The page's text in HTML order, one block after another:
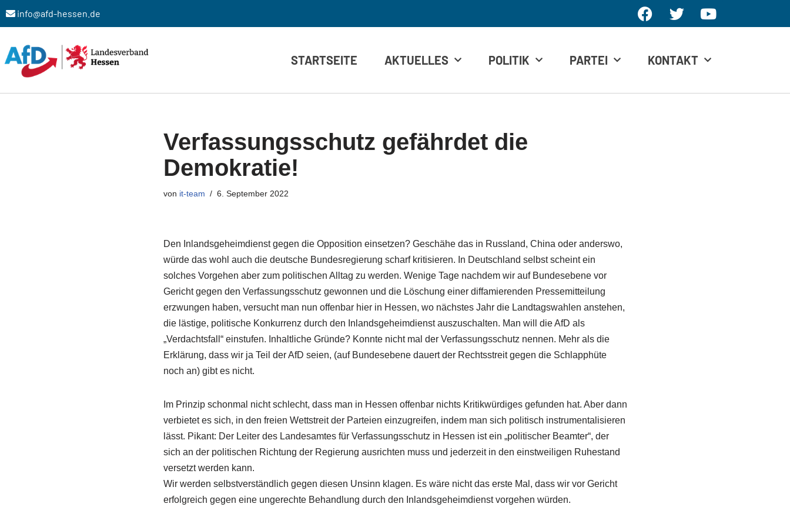
Inhalt
springen
info@afd-hessen.de
STARTSEITE AKTUELLES POLITIK PARTEI KONTAKT
Verfassungsschutz gefährdet die
Demokratie!
von it-team 6. September 2022
Den Inlandsgeheimdienst gegen die Opposition einsetzen? Geschähe das in Russland, China oder anderswo,
würde das wohl auch die deutsche Bundesregierung scharf kritisieren. In Deutschland selbst scheint ein
solches Vorgehen aber zum politischen Alltag zu werden. Wenige Tage nachdem wir auf Bundesebene vor
Gericht gegen den Verfassungsschutz gewonnen und die Löschung einer diffamierenden Pressemitteilung
erzwungen haben, versucht man nun offenbar hier in Hessen, wo nächstes Jahr die Landtagswahlen anstehen,
die lästige, politische Konkurrenz durch den Inlandsgeheimdienst auszuschalten. Man will die AfD als
„Verdachtsfall“ einstufen. Inhaltliche Gründe? Konnte nicht mal der Verfassungsschutz nennen. Mehr als die
Erklärung, dass wir ja Teil der AfD seien, (auf Bundesebene dauert der Rechtsstreit gegen die Schlapphüte
noch an) gibt es nicht.
Im Prinzip schonmal nicht schlecht, dass man in Hessen offenbar nichts Kritikwürdiges gefunden hat. Aber dann
verbietet es sich, in den freien Wettstreit der Parteien einzugreifen, indem man sich politisch instrumentalisieren
lässt. Pikant: Der Leiter des Landesamtes für Verfassungsschutz in Hessen ist ein „politischer Beamter“, der
sich an der politischen Richtung der Regierung ausrichten muss und jederzeit in den einstweiligen Ruhestand
versetzt werden kann.
Wir werden selbstverständlich gegen diesen Unsinn klagen. Es wäre nicht das erste Mal, dass wir vor Gericht
erfolgreich gegen eine ungerechte Behandlung durch den Inlandsgeheimdienst vorgehen würden.